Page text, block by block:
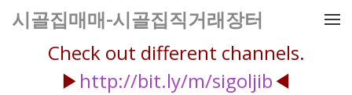
메뉴 건너뛰기
시골집매매-시골집직거래장터
Check out different channels.
▶http://bit.ly/m/sigoljib◀